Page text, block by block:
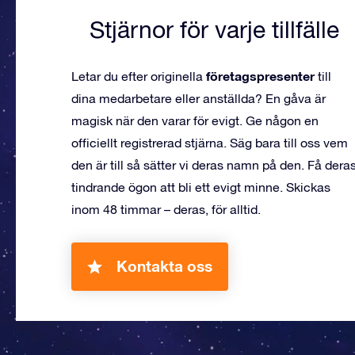
Stjärnor för varje tillfälle
Letar du efter originella företagspresentertill
dina medarbetare eller anställda? En gåva är
magisk när den varar för evigt. Ge någon en
officiellt registrerad stjärna. Säg bara till oss vem
den är till så sätter vi deras namn på den. Få
tindrande ögon att bli ett evigt minne. Skickas
inom 48 timmar – deras, för alltid.
Kontakta oss